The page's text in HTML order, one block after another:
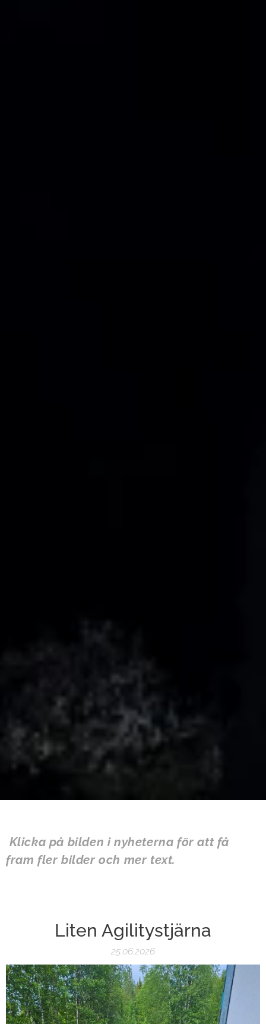
Klicka på bilden i nyheterna för att få
fram fler bilder och mer text.
Liten Agilitystjärna
25.06.2026